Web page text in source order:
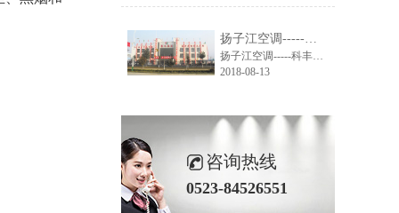
扬子江空调-----科丰集团大楼空调系统解决方案
扬子江空调-----科丰集团大楼空调系统解决方案
2018-08-13
咨询热线
0523-84526551